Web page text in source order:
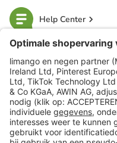
Help Center
limango
Veilig winkelen
Klantenservice
Shop